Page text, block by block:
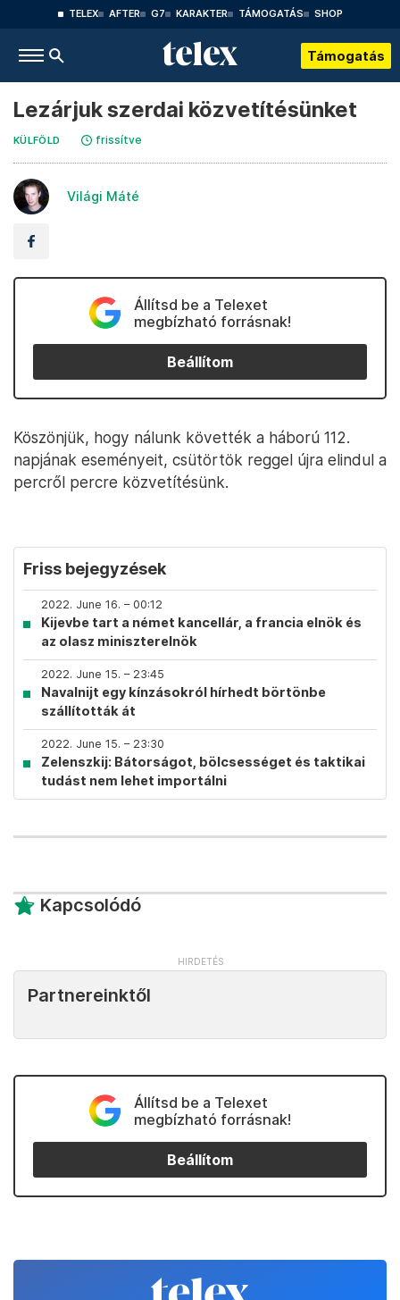
TELEX AFTER G7 KARAKTER TÁMOGATÁS SHOP
Támogatás
Lezárjuk szerdai közvetítésünket
KÜLFÖLD frissítve
Világi Máté
Állítsd be a Telexet
megbízható forrásnak!
Beállítom
Köszönjük, hogy nálunk követték a háború 112.
napjának eseményeit, csütörtök reggel újra elindul a
percről percre közvetítésünk.
Friss bejegyzések
2022. June 16. – 00:12
Kijevbe tart a német kancellár, a francia elnök és
az olasz miniszterelnök
2022. June 15. – 23:45
Navalnijt egy kínzásokról hírhedt börtönbe
szállították át
2022. June 15. – 23:30
Zelenszkij: Bátorságot, bölcsességet és taktikai
tudást nem lehet importálni
Kapcsolódó
Partnereinktől
Állítsd be a Telexet
megbízható forrásnak!
Beállítom